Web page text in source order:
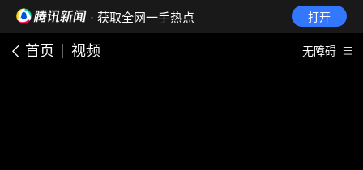
· 获取全网一手热点 打开
首页 视频 无障碍